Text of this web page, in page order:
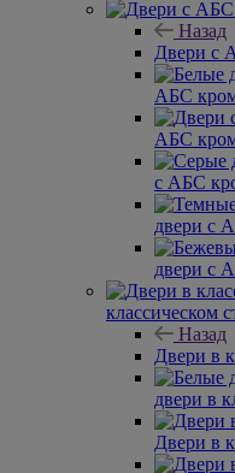
Назад
Двери с
АБС
АБС
с АБС
двери с
двери с
классическом
Назад
Двери в
двери в
Двери в